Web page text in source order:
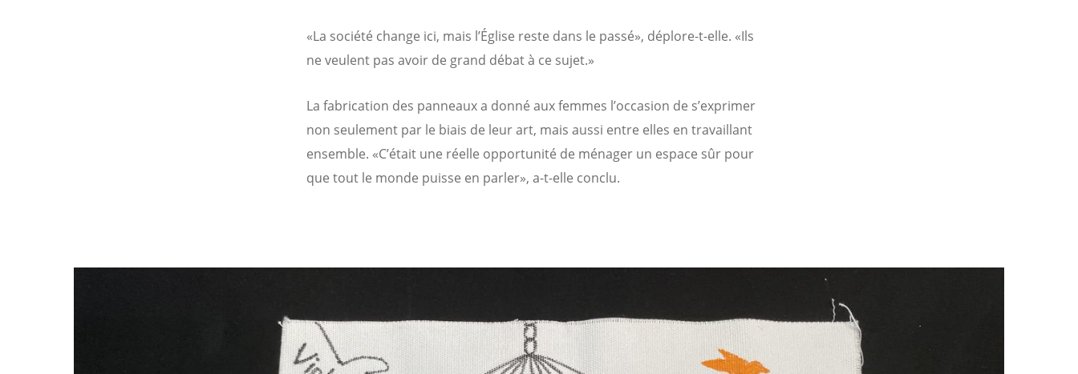
«La société change ici, mais l’Église reste dans le passé», déplore-t-elle. «Ils
ne veulent pas avoir de grand débat à ce sujet.»
La fabrication des panneaux a donné aux femmes l’occasion de s’exprimer
non seulement par le biais de leur art, mais aussi entre elles en travaillant
ensemble. «C’était une réelle opportunité de ménager un espace sûr pour
que tout le monde puisse en parler», a-t-elle conclu.